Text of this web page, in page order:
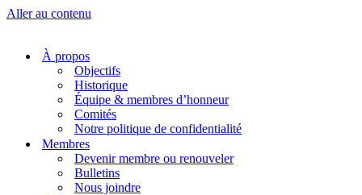
Aller au contenu
À propos
Objectifs
Historique
Équipe & membres d’honneur
Comités
Notre politique de confidentialité
Membres
Devenir membre ou renouveler
Bulletins
Nous joindre